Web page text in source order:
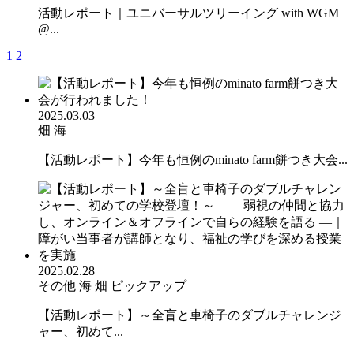
活動レポート｜ユニバーサルツリーイング with WGM
@...
1 2
2025.03.03
畑 海
【活動レポート】今年も恒例のminato farm餅つき大会...
2025.02.28
その他 海 畑 ピックアップ
【活動レポート】～全盲と車椅子のダブルチャレンジ
ャー、初めて...